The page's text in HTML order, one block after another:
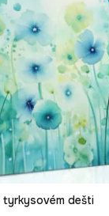
ZOBRAZENÍ
tyrkysovém dešti